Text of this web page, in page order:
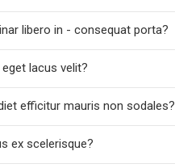
libero in - consequat porta?
lacus velit?
efficitur mauris non sodales?
ex scelerisque?